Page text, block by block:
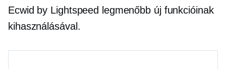
Ecwid by Lightspeed legmenőbb új funkcióinak
kihasználásával.